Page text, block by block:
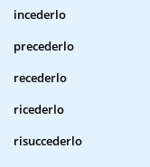
incederlo
precederlo
recederlo
ricederlo
risuccederlo